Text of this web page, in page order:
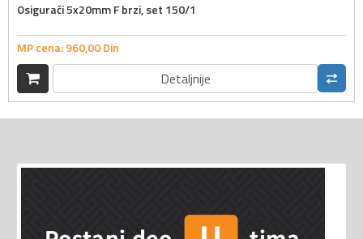
Osigurači 5x20mm F brzi, set 150/1
MP cena:960,00Din
Detaljnije